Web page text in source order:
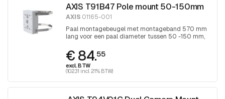
AXIS T91B47 Pole mount 50-150mm
AXIS 01165-001
Paal montagebeugel met montageband 570 mm
lang voor een paal diameter tussen 50 -150 mm,
schroevendraaier
€ 84.55
excl. BTW
(102.31 incl. 21% BTW)